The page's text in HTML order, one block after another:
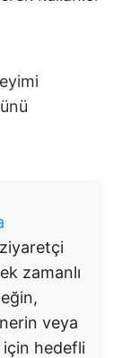
zamanlı
veya
için hedefli